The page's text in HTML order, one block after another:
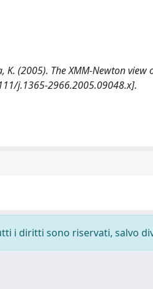
(2005). The XMM-Newton view
j.1365-2966.2005.09048.x].
i diritti sono riservati, salvo